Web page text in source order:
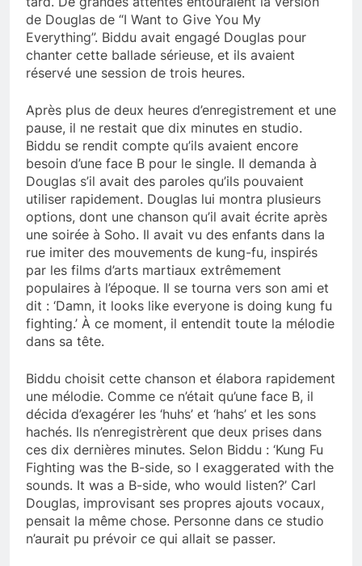
de Douglas de “I Want to Give You My
Everything”. Biddu avait engagé Douglas pour
chanter cette ballade sérieuse, et ils avaient
réservé une session de trois heures.
Après plus de deux heures d’enregistrement et une
pause, il ne restait que dix minutes en studio.
Biddu se rendit compte qu’ils avaient encore
besoin d’une face B pour le single. Il demanda à
Douglas s’il avait des paroles qu’ils pouvaient
utiliser rapidement. Douglas lui montra plusieurs
options, dont une chanson qu’il avait écrite après
une soirée à Soho. Il avait vu des enfants dans la
rue imiter des mouvements de kung-fu, inspirés
par les films d’arts martiaux extrêmement
populaires à l’époque. Il se tourna vers son ami et
dit : ‘Damn, it looks like everyone is doing kung fu
fighting.’ À ce moment, il entendit toute la mélodie
dans sa tête.
Biddu choisit cette chanson et élabora rapidement
une mélodie. Comme ce n’était qu’une face B, il
décida d’exagérer les ‘huhs’ et ‘hahs’ et les sons
hachés. Ils n’enregistrèrent que deux prises dans
ces dix dernières minutes. Selon Biddu : ‘Kung Fu
Fighting was the B-side, so I exaggerated with the
sounds. It was a B-side, who would listen?’ Carl
Douglas, improvisant ses propres ajouts vocaux,
pensait la même chose. Personne dans ce studio
n’aurait pu prévoir ce qui allait se passer.